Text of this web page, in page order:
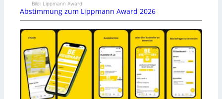
Bild: Lippmann Award
Abstimmung zum Lippmann Award 2026